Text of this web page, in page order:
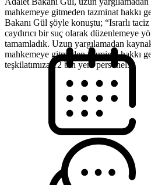
mahkemeye gitmeden tazminat hakkı
Bakanı Gül şöyle konuştu; “Israrlı
caydırıcı bir suç olarak düzenlemeye
tamamladık. Uzun yargılamadan
mahkemeye gitmeden tazminat hakkı
teşkilatımıza 12 bin yeni personel...